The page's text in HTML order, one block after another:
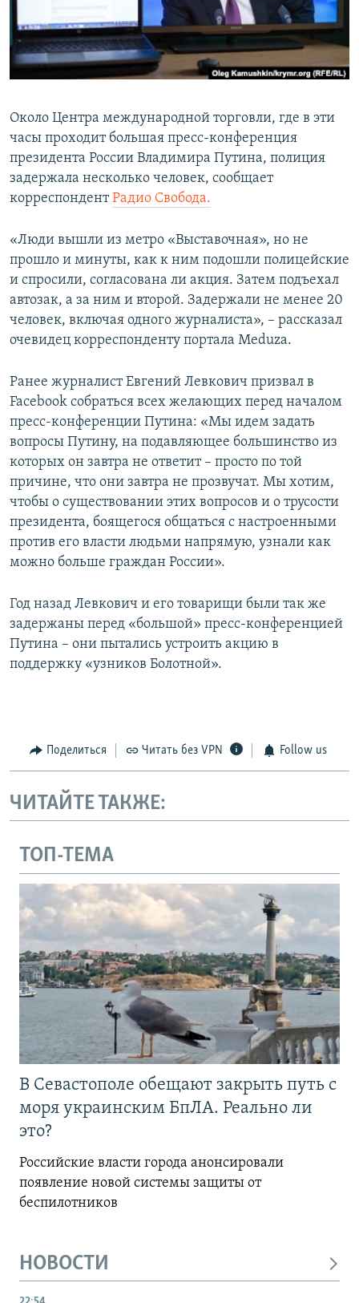
КРЫМ.НЕПОКОРЕННЫЙ
Все сайты RFE/RL
Около Центра международной торговли, где в эти
часы проходит большая пресс-конференция
президента России Владимира Путина, полиция
задержала несколько человек, сообщает
корреспондентРадио Свобода.
«Люди вышли из метро «Выставочная», но не
прошло и минуты, как к ним подошли полицейские
и спросили, согласована ли акция. Затем подъехал
автозак, а за ним и второй. Задержали не менее 20
человек, включая одного журналиста», – рассказал
очевидец корреспонденту портала Meduza.
Ранее журналист Евгений Левкович призвал в
Facebook собраться всех желающих перед началом
пресс-конференции Путина: «Мы идем задать
вопросы Путину, на подавляющее большинство из
которых он завтра не ответит – просто по той
причине, что они завтра не прозвучат. Мы хотим,
чтобы о существовании этих вопросов и о трусости
президента, боящегося общаться с настроенными
против его власти людьми напрямую, узнали как
можно больше граждан России».
Год назад Левкович и его товарищи были так же
задержаны перед «большой» пресс-конференцией
Путина – они пытались устроить акцию в
поддержку «узников Болотной».
Поделиться Читать без VPN Follow us
ЧИТАЙТЕ ТАКЖЕ:
ТОП-ТЕМА
В Севастополе обещают закрыть путь с
моря украинским БпЛА. Реально ли
это?
Российские власти города анонсировали
появление новой системы защиты от
беспилотников
НОВОСТИ